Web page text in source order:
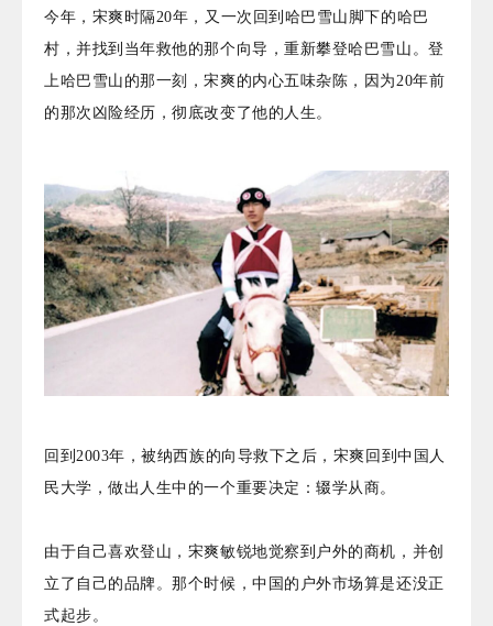
今年，宋爽时隔20年，又一次回到哈巴雪山脚下的哈巴
村，并找到当年救他的那个向导，重新攀登哈巴雪山。登
上哈巴雪山的那一刻，宋爽的内心五味杂陈，因为20年前
的那次凶险经历，彻底改变了他的人生。
回到2003年，被纳西族的向导救下之后，宋爽回到中国人
民大学，做出人生中的一个重要决定：辍学从商。
由于自己喜欢登山，宋爽敏锐地觉察到户外的商机，并创
立了自己的品牌。那个时候，中国的户外市场算是还没正
式起步。